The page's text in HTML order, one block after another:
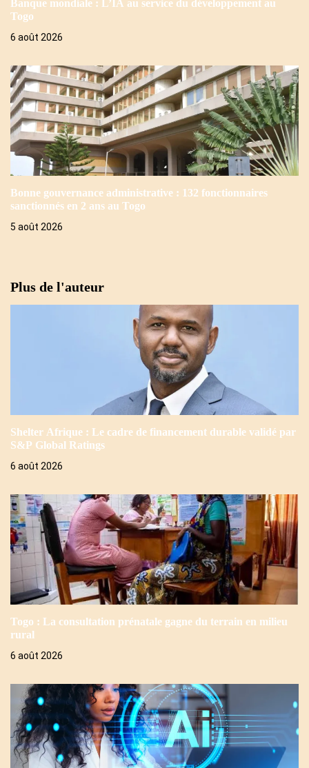
Banque mondiale : L’IA au service du développement au
Togo
6 août 2026
Bonne gouvernance administrative : 132 fonctionnaires
sanctionnés en 2 ans au Togo
5 août 2026
Plus de l'auteur
Shelter Afrique : Le cadre de financement durable validé par
S&P Global Ratings
6 août 2026
Togo : La consultation prénatale gagne du terrain en milieu
rural
6 août 2026